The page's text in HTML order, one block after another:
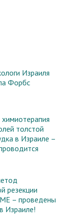
Израиля
Форбс
химиотерапия
толстой
в Израиле –
резекции
– проведены
Израиле!